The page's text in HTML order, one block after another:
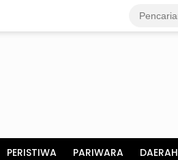
PERISTIWA PARIWARA DAERAH